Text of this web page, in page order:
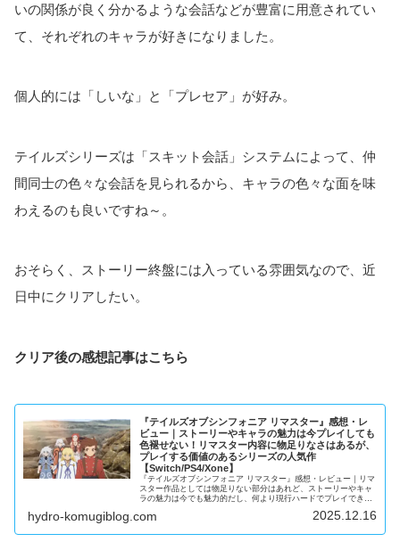
いの関係が良く分かるような会話などが豊富に用意されてい
て、それぞれのキャラが好きになりました。
個人的には「しいな」と「プレセア」が好み。
テイルズシリーズは「スキット会話」システムによって、仲
間同士の色々な会話を見られるから、キャラの色々な面を味
わえるのも良いですね～。
おそらく、ストーリー終盤には入っている雰囲気なので、近
日中にクリアしたい。
クリア後の感想記事はこちら
『テイルズオブシンフォニア リマスター』感想・レ
ビュー｜ストーリーやキャラの魅力は今プレイしても
色褪せない！リマスター内容に物足りなさはあるが、
プレイする価値のあるシリーズの人気作
【Switch/PS4/Xone】
『テイルズオブシンフォニア リマスター』感想・レビュー｜リマ
スター作品としては物足りない部分はあれど、ストーリーやキャ
ラの魅力は今でも魅力的だし、何より現行ハードでプレイできる
hydro-komugiblog.com 2025.12.16